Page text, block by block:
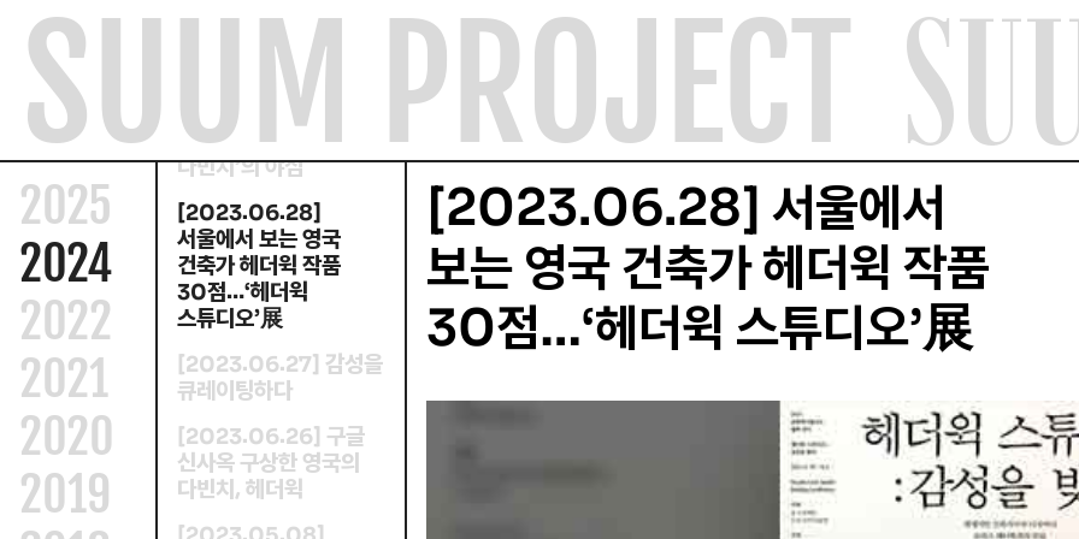
컨텐츠로
건너뛰기
SUUM PROJECT
2025
2024
2022
2021
2020
2019
“노들섬을 공공
피서지로 만들고 싶다
.28 ]
“
노들섬 피서지 만들
것”서울에 반한
영국
다빈치’의 야심
[2023.06.28]
서울에서 보는 영국
건축가 헤더윅 작품
30점…‘헤더윅
스튜디오’展
[2023.06.27] 감성을
큐레이팅하다
[2023.06.26] 구글
신사옥 구상한 영국의
다빈치 , 헤더윅
[2023.06.28] 서울에서
보는 영국 건축가 헤더윅 작품
30점…‘헤더윅 스튜디오’展